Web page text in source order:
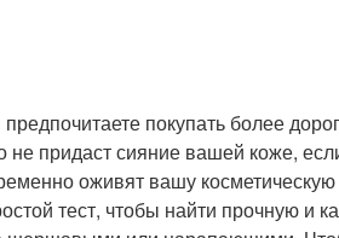
покупать более
придаст сияние вашей коже,
оживят вашу косметическую
тест, чтобы найти прочную и